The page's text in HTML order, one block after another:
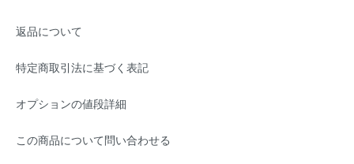
返品について
特定商取引法に基づく表記
オプションの値段詳細
この商品について問い合わせる